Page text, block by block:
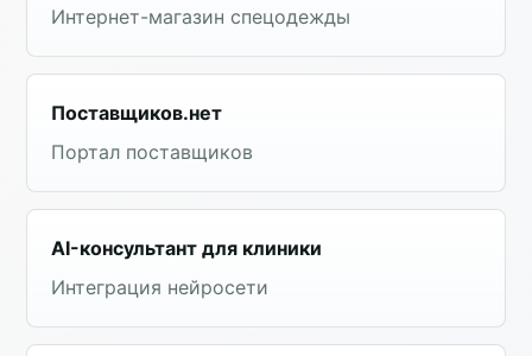
Интернет-магазин спецодежды
Поставщиков.нет
Портал поставщиков
AI-консультант для клиники
Интеграция нейросети